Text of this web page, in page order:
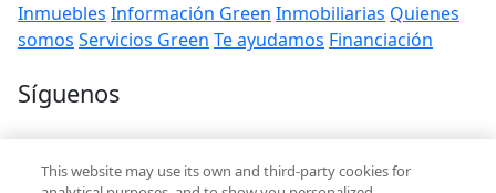
Inmuebles Información Green Inmobiliarias Quienes
somos Servicios Green Te ayudamos Financiación
Síguenos
Contacto
hola@vivegreen.com
This website may use its own and third-party cookies for